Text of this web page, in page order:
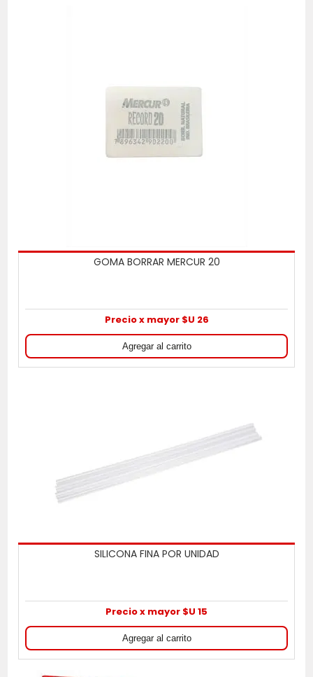
GOMA BORRAR MERCUR 20
Precio x mayor $U 26
SILICONA FINA POR UNIDAD
Precio x mayor $U 15